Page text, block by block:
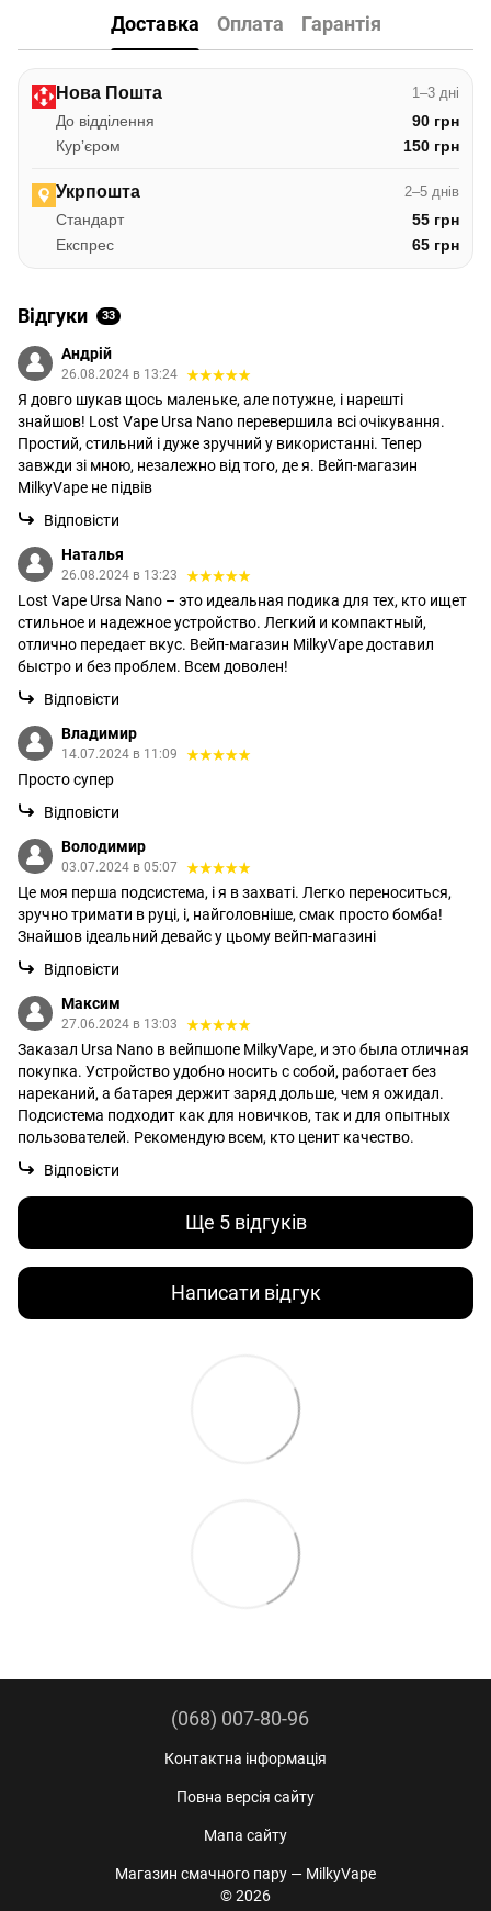
Доставка Оплата Гарантія
Нова Пошта 1–3 дні
До відділення
90 грн
Курʼєром
150 грн
Укрпошта 2–5 днів
Стандарт
55 грн
Експрес
65 грн
Відгуки 33
Андрій
26.08.2024 в 13:24
Я довго шукав щось маленьке, але потужне, і нарешті
знайшов! Lost Vape Ursa Nano перевершила всі очікування.
Простий, стильний і дуже зручний у використанні. Тепер
завжди зі мною, незалежно від того, де я. Вейп-магазин
MilkyVape не підвів
Відповісти
Наталья
26.08.2024 в 13:23
Lost Vape Ursa Nano – это идеальная подика для тех, кто ищет
стильное и надежное устройство. Легкий и компактный,
отлично передает вкус. Вейп-магазин MilkyVape доставил
быстро и без проблем. Всем доволен!
Відповісти
Владимир
14.07.2024 в 11:09
Просто супер
Відповісти
Володимир
03.07.2024 в 05:07
Це моя перша подсистема, і я в захваті. Легко переноситься,
зручно тримати в руці, і, найголовніше, смак просто бомба!
Знайшов ідеальний девайс у цьому вейп-магазині
Відповісти
Максим
27.06.2024 в 13:03
Заказал Ursa Nano в вейпшопе MilkyVape, и это была отличная
покупка. Устройство удобно носить с собой, работает без
нареканий, а батарея держит заряд дольше, чем я ожидал.
Подсистема подходит как для новичков, так и для опытных
пользователей. Рекомендую всем, кто ценит качество.
Відповісти
Ще 5 відгуків
Написати відгук
(068) 007-80-96
Контактна інформація
Повна версія сайту
Мапа сайту
Магазин смачного пару — MilkyVape
© 2026